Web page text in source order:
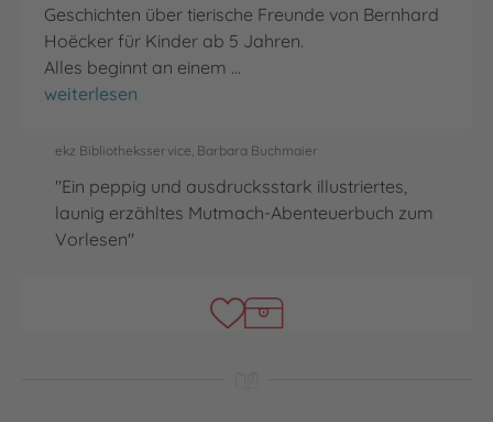
Geschichten über tierische Freunde von Bernhard
Hoëcker für Kinder ab 5 Jahren.
Alles beginnt an einem …
Geschichten von einem sehr besonderen Bauernhof
weiterlesen
ekz Bibliotheksservice, Barbara Buchmaier
"Ein peppig und ausdrucksstark illustriertes,
launig erzähltes Mutmach-Abenteuerbuch zum
Vorlesen"